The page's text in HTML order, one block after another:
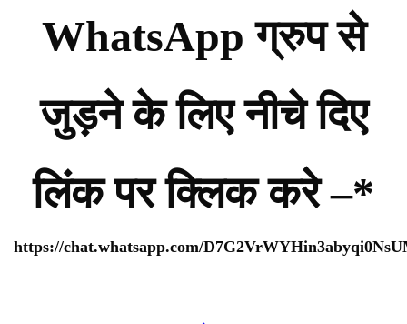
WhatsApp ग्रुप से
जुड़ने के लिए नीचे दिए
लिंक पर क्लिक करे –*
https://chat.whatsapp.com/